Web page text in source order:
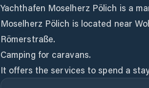
Yachthafen Moselherz Pölich is a
Moselherz Pölich is located near
Römerstraße.
Camping for caravans.
It offers the services to spend a